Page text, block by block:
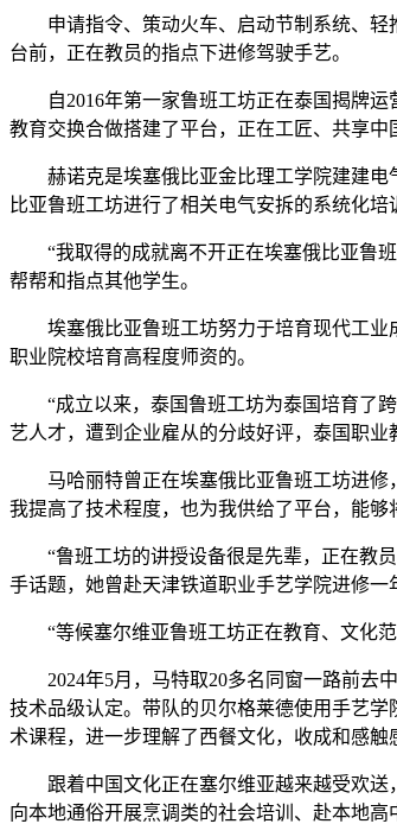
申请指令、策动火车、启动节制系统、轻
台前，正在教员的指点下进修驾驶手艺。
自2016年第一家鲁班工坊正在泰国揭牌运
教育交换合做搭建了平台，正在工匠、共享中
赫诺克是埃塞俄比亚金比理工学院建建电气
比亚鲁班工坊进行了相关电气安拆的系统化
“我取得的成就离不开正在埃塞俄比亚鲁班
帮帮和指点其他学生。
埃塞俄比亚鲁班工坊努力于培育现代工业
职业院校培育高程度师资的。
“成立以来，泰国鲁班工坊为泰国培育了跨
艺人才，遭到企业雇从的分歧好评，泰国职
马哈丽特曾正在埃塞俄比亚鲁班工坊进修
我提高了技术程度，也为我供给了平台，能够
“鲁班工坊的讲授设备很是先辈，正在教员
手话题，她曾赴天津铁道职业手艺学院进修一
“等候塞尔维亚鲁班工坊正在教育、文化范
2024年5月，马特取20多名同窗一路前去中
技术品级认定。带队的贝尔格莱德使用手艺
术课程，进一步理解了西餐文化，收成和感触
跟着中国文化正在塞尔维亚越来越受欢送，
向本地通俗开展烹调类的社会培训、赴本地高